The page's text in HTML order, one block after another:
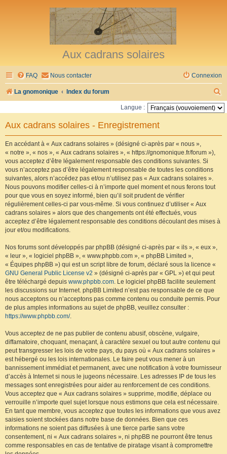
Aux cadrans solaires
FAQ Nous contacter Connexion
La gnomonique Index du forum
e
Langue :
Aux cadrans solaires - Enregistrement
En accédant à « Aux cadrans solaires » (désigné ci-après par « nous »,
« notre », « nos », « Aux cadrans solaires », « https://gnomonique.fr/forum »),
vous acceptez d’être légalement responsable des conditions suivantes. Si
vous n’acceptez pas d’être légalement responsable de toutes les conditions
suivantes, alors n’accédez pas et/ou n’utilisez pas « Aux cadrans solaires ».
Nous pouvons modifier celles-ci à n’importe quel moment et nous ferons tout
pour que vous en soyez informé, bien qu’il soit prudent de vérifier
régulièrement celles-ci par vous-même. Si vous continuez d’utiliser « Aux
cadrans solaires » alors que des changements ont été effectués, vous
acceptez d’être légalement responsable des conditions découlant des mises à
jour et/ou modifications.
Nos forums sont développés par phpBB (désigné ci-après par « ils », « eux »,
« leur », « logiciel phpBB », « www.phpbb.com », « phpBB Limited »,
« Équipes phpBB ») qui est un script libre de forum, déclaré sous la licence «
GNU General Public License v2 » (désigné ci-après par « GPL ») et qui peut
être téléchargé depuis www.phpbb.com. Le logiciel phpBB facilite seulement
les discussions sur Internet. phpBB Limited n’est pas responsable de ce que
nous acceptons ou n’acceptons pas comme contenu ou conduite permis. Pour
de plus amples informations au sujet de phpBB, veuillez consulter :
https://www.phpbb.com/.
Vous acceptez de ne pas publier de contenu abusif, obscène, vulgaire,
diffamatoire, choquant, menaçant, à caractère sexuel ou tout autre contenu qui
peut transgresser les lois de votre pays, du pays où « Aux cadrans solaires »
est hébergé ou les lois internationales. Le faire peut vous mener à un
bannissement immédiat et permanent, avec une notification à votre fournisseur
d’accès à Internet si nous le jugeons nécessaire. Les adresses IP de tous les
messages sont enregistrées pour aider au renforcement de ces conditions.
Vous acceptez que « Aux cadrans solaires » supprime, modifie, déplace ou
verrouille n’importe quel sujet lorsque nous estimons que cela est nécessaire.
En tant que membre, vous acceptez que toutes les informations que vous avez
saisies soient stockées dans notre base de données. Bien que ces
informations ne soient pas diffusées à une tierce partie sans votre
consentement, ni « Aux cadrans solaires », ni phpBB ne pourront être tenus
comme responsables en cas de tentative de piratage visant à compromettre